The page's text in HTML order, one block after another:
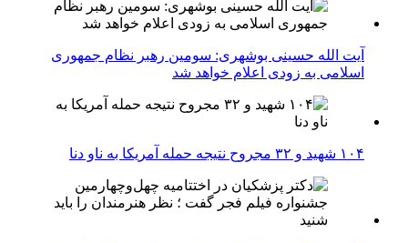
آیت الله حسینی بوشهری: سومین رهبر نظام جمهوری
اسلامی به زودی اعلام خواهد شد
۱۰۴ شهید و ۳۲ مجروح نتیجه حمله آمریکا به ناو دنا